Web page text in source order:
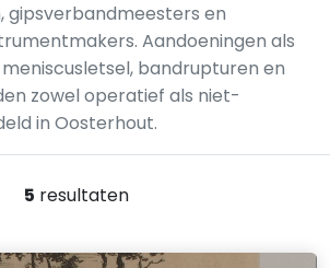
gipsverbandmeesters en
Aandoeningen als
bandrupturen en
zowel operatief als niet-
in Oosterhout.
5 resultaten